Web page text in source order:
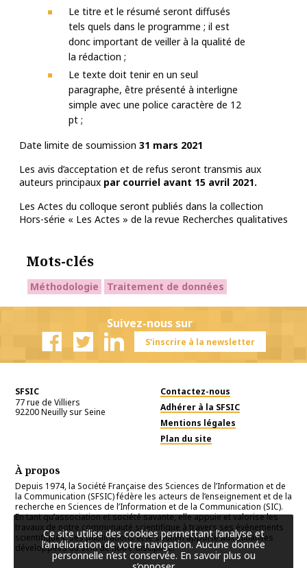
Le titre et le résumé seront diffusés
tels quels dans le programme ; il est
donc important de veiller à la qualité de
la rédaction ;
Le texte doit tenir en un seul
paragraphe, être présenté à interligne
simple avec une police caractère de 12
pt ;
Date limite de soumission 31 mars 2021
Les avis d’acceptation et de refus seront transmis aux
auteurs principaux par courriel avant 15 avril 2021.
Les Actes du colloque seront publiés dans la collection
Hors-série « Les Actes » de la revue Recherches qualitatives
Mots-clés
Méthodologie Traitement de données
Suivez-nous sur
S'inscrire à la newsletter
SFSIC
77 rue de Villiers
92200Neuilly sur Seine
Contactez-nous
Adhérer à la SFSIC
Mentions légales
Plan du site
À propos
Depuis 1974, la Société Française des Sciences de l’Information et de
la Communication (SFSIC) fédère les acteurs de l’enseignement et de la
recherche en Sciences de l’Information et de la Communication (SIC).
En tant qu’association et société savante, elle appuie et valorise les
travaux de notre communauté scientifique à travers ses événements
scientifiques, ses publications et le soutien apporté aux initiatives
développées au sein de notre discipline.
Ce site utilise des cookies permettant l’analyse et
l’amélioration de votre navigation. Aucune donnée
personnelle n’est conservée. En savoir plus ou